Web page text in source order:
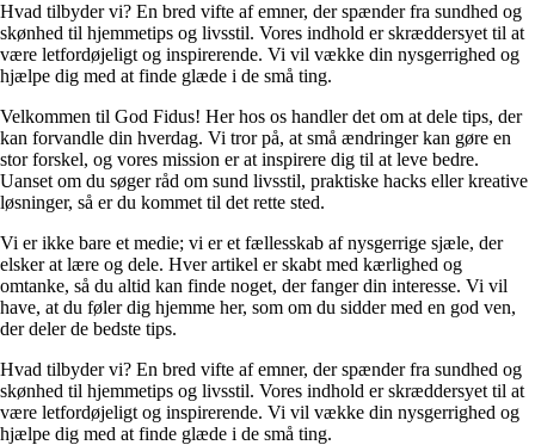
Hvad tilbyder vi? En bred vifte af emner, der spænder fra sundhed og
skønhed til hjemmetips og livsstil. Vores indhold er skræddersyet til at
være letfordøjeligt og inspirerende. Vi vil vække din nysgerrighed og
hjælpe dig med at finde glæde i de små ting.
Velkommen til God Fidus! Her hos os handler det om at dele tips, der
kan forvandle din hverdag. Vi tror på, at små ændringer kan gøre en
stor forskel, og vores mission er at inspirere dig til at leve bedre.
Uanset om du søger råd om sund livsstil, praktiske hacks eller kreative
løsninger, så er du kommet til det rette sted.
Vi er ikke bare et medie; vi er et fællesskab af nysgerrige sjæle, der
elsker at lære og dele. Hver artikel er skabt med kærlighed og
omtanke, så du altid kan finde noget, der fanger din interesse. Vi vil
have, at du føler dig hjemme her, som om du sidder med en god ven,
der deler de bedste tips.
Hvad tilbyder vi? En bred vifte af emner, der spænder fra sundhed og
skønhed til hjemmetips og livsstil. Vores indhold er skræddersyet til at
være letfordøjeligt og inspirerende. Vi vil vække din nysgerrighed og
hjælpe dig med at finde glæde i de små ting.